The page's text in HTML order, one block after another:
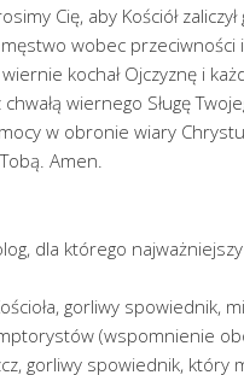
Cię, aby Kościół
wobec przeciwności
kochał Ojczyznę i
wiernego Sługę
w obronie wiary
Amen.
dla którego najważniejszy
gorliwy spowiednik,
(wspomnienie
gorliwy spowiednik, który